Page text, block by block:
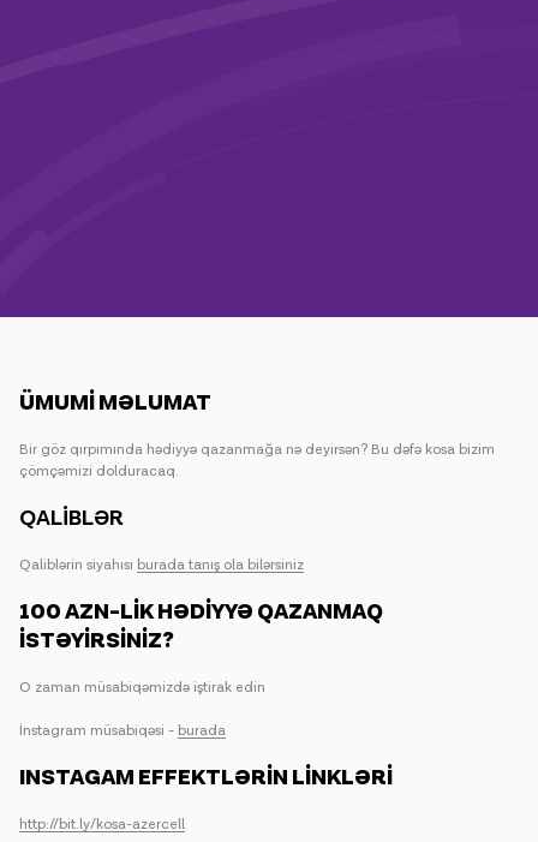
ÜMUMİ MƏLUMAT
Bir göz qırpımında hədiyyə qazanmağa nə deyirsən? Bu dəfə kosa bizim
çömçəmizi dolduracaq.
QALİBLƏR
Qaliblərin siyahısı burada tanış ola bilərsiniz
100 AZN-LİK HƏDİYYƏ QAZANMAQ
İSTƏYİRSİNİZ?
O zaman müsabiqəmizdə iştirak edin
İnstagram müsabiqəsi - burada
INSTAGAM EFFEKTLƏRİN LİNKLƏRİ
http://bit.ly/kosa-azercell